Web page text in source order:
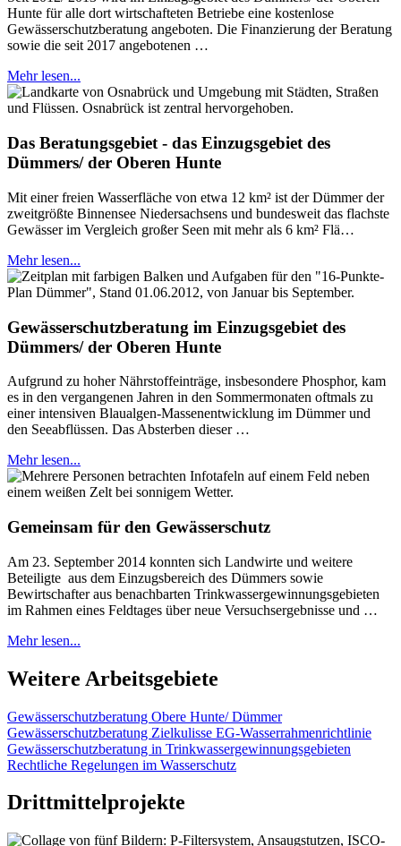
Hunte für alle dort wirtschafteten Betriebe eine kostenlose
Gewässerschutzberatung angeboten. Die Finanzierung der Beratung
sowie die seit 2017 angebotenen …
Mehr lesen...
Das Beratungsgebiet - das Einzugsgebiet des
Dümmers/ der Oberen Hunte
Mit einer freien Wasserfläche von etwa 12 km² ist der Dümmer der
zweitgrößte Binnensee Niedersachsens und bundesweit das flachste
Gewässer im Vergleich großer Seen mit mehr als 6 km² Flä…
Mehr lesen...
Gewässerschutzberatung im Einzugsgebiet des
Dümmers/ der Oberen Hunte
Aufgrund zu hoher Nährstoffeinträge, insbesondere Phosphor, kam
es in den vergangenen Jahren in den Sommermonaten oftmals zu
einer intensiven Blaualgen-Massenentwicklung im Dümmer und
den Seeabflüssen. Das Absterben dieser …
Mehr lesen...
Gemeinsam für den Gewässerschutz
Am 23. September 2014 konnten sich Landwirte und weitere
Beteiligte aus dem Einzugsbereich des Dümmers sowie
Bewirtschafter aus benachbarten Trinkwassergewinnungsgebieten
im Rahmen eines Feldtages über neue Versuchsergebnisse und …
Mehr lesen...
Weitere Arbeitsgebiete
Gewässerschutzberatung Obere Hunte/ Dümmer
Gewässerschutzberatung Zielkulisse EG-Wasserrahmenrichtlinie
Gewässerschutzberatung in Trinkwassergewinnungsgebieten
Rechtliche Regelungen im Wasserschutz
Drittmittelprojekte